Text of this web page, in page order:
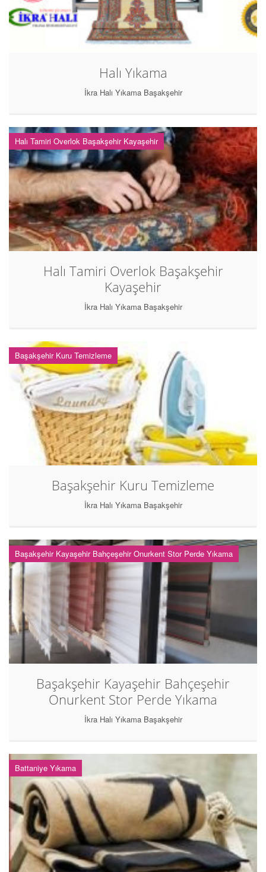
Halı Yıkama
İkra Halı Yıkama Başakşehir
Halı Tamiri Overlok Başakşehir Kayaşehir
Halı Tamiri Overlok Başakşehir
Kayaşehir
İkra Halı Yıkama Başakşehir
Başakşehir Kuru Temizleme
Başakşehir Kuru Temizleme
İkra Halı Yıkama Başakşehir
Başakşehir Kayaşehir Bahçeşehir Onurkent Stor Perde Yıkama
Başakşehir Kayaşehir Bahçeşehir
Onurkent Stor Perde Yıkama
İkra Halı Yıkama Başakşehir
Battaniye Yıkama